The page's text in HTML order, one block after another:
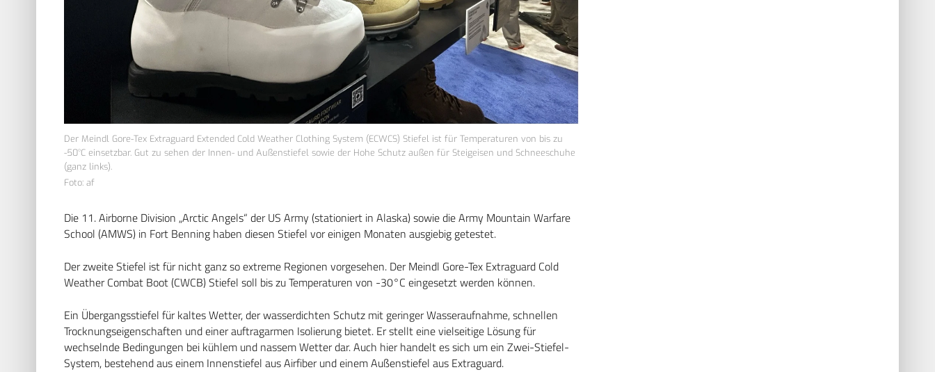
Der Meindl Gore-Tex Extraguard Extended Cold Weather Clothing System (ECWCS) Stiefel ist für Temperaturen von bis zu
-50°C einsetzbar. Gut zu sehen der Innen- und Außenstiefel sowie der Hohe Schutz außen für Steigeisen und Schneeschuhe
(ganz links).
Foto: af
Die 11. Airborne Division „Arctic Angels“ der US Army (stationiert in Alaska) sowie die Army Mountain Warfare
School (AMWS) in Fort Benning haben diesen Stiefel vor einigen Monaten ausgiebig getestet.
Der zweite Stiefel ist für nicht ganz so extreme Regionen vorgesehen. Der Meindl Gore-Tex Extraguard Cold
Weather Combat Boot (CWCB) Stiefel soll bis zu Temperaturen von -30°C eingesetzt werden können.
Ein Übergangsstiefel für kaltes Wetter, der wasserdichten Schutz mit geringer Wasseraufnahme, schnellen
Trocknungseigenschaften und einer auftragarmen Isolierung bietet. Er stellt eine vielseitige Lösung für
wechselnde Bedingungen bei kühlem und nassem Wetter dar. Auch hier handelt es sich um ein Zwei-Stiefel-
System, bestehend aus einem Innenstiefel aus Airfiber und einem Außenstiefel aus Extraguard.